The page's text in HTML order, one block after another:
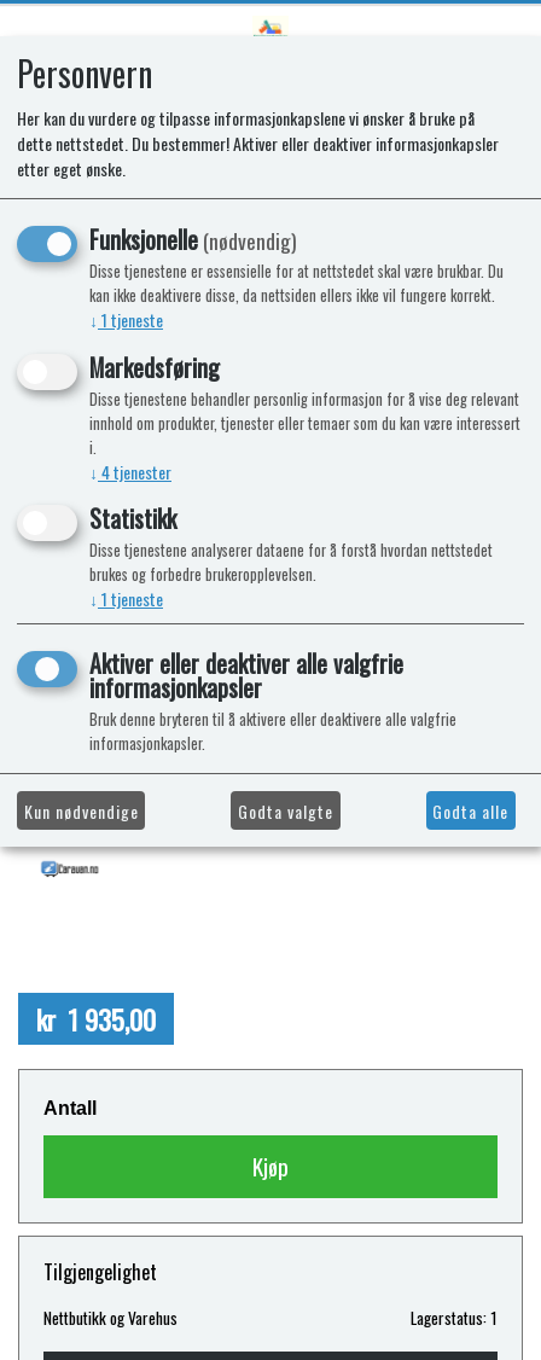
SPARES KIT - GRILL BURNER KIT
COCINA (SCK17)
kr 1 935,00
Antall
Kjøp
Tilgjengelighet
Nettbutikk og Varehus Lagerstatus: 1
Personvern
Her kan du vurdere og tilpasse informasjonkapslene vi ønsker å bruke på
dette nettstedet. Du bestemmer! Aktiver eller deaktiver informasjonkapsler
etter eget ønske.
Funksjonelle(nødvendig)
Disse tjenestene er essensielle for at nettstedet skal være brukbar. Du
kan ikke deaktivere disse, da nettsiden ellers ikke vil fungere korrekt.
↓ 1tjeneste
Markedsføring
Disse tjenestene behandler personlig informasjon for å vise deg relevant
innhold om produkter, tjenester eller temaer som du kan være interessert
i.
↓ 4tjenester
Statistikk
Disse tjenestene analyserer dataene for å forstå hvordan nettstedet
brukes og forbedre brukeropplevelsen.
↓ 1tjeneste
Aktiver eller deaktiver alle valgfrie
informasjonkapsler
Bruk denne bryteren til å aktivere eller deaktivere alle valgfrie
informasjonkapsler.
Kun nødvendige Godta valgte Godta alle